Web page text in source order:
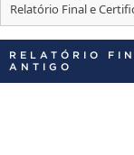
EDITAIS
INTERNACIONAL
OUVIDORIA
Relatório Final e
RELATÓRIO
ANTIGO